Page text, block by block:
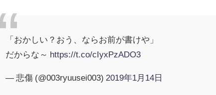
「おかしい？おう、ならお前が書けや」
だからな～ https://t.co/cIyxPzADO3
— 悲傷 (@003ryuusei003) 2019年1月14日